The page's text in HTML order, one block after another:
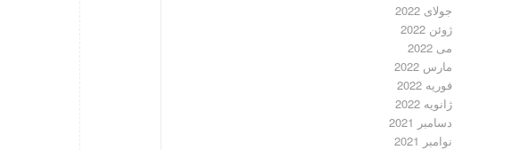
جولای 2022
ژوئن 2022
می 2022
مارس 2022
فوریه 2022
ژانویه 2022
دسامبر 2021
نوامبر 2021